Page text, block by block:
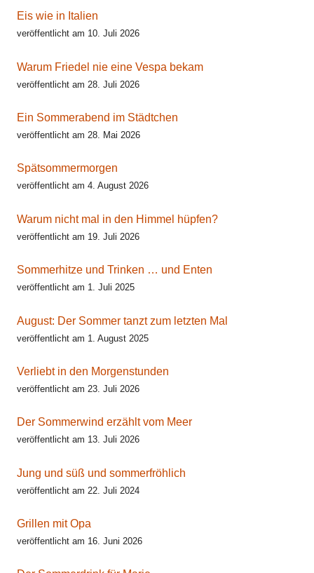
Eis wie in Italien
veröffentlicht am 10. Juli 2026
Warum Friedel nie eine Vespa bekam
veröffentlicht am 28. Juli 2026
Ein Sommerabend im Städtchen
veröffentlicht am 28. Mai 2026
Spätsommermorgen
veröffentlicht am 4. August 2026
Warum nicht mal in den Himmel hüpfen?
veröffentlicht am 19. Juli 2026
Sommerhitze und Trinken … und Enten
veröffentlicht am 1. Juli 2025
August: Der Sommer tanzt zum letzten Mal
veröffentlicht am 1. August 2025
Verliebt in den Morgenstunden
veröffentlicht am 23. Juli 2026
Der Sommerwind erzählt vom Meer
veröffentlicht am 13. Juli 2026
Jung und süß und sommerfröhlich
veröffentlicht am 22. Juli 2024
Grillen mit Opa
veröffentlicht am 16. Juni 2026